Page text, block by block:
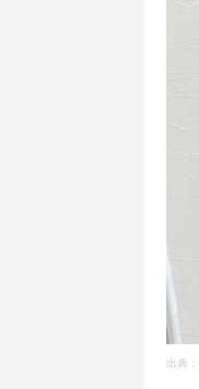
出典：